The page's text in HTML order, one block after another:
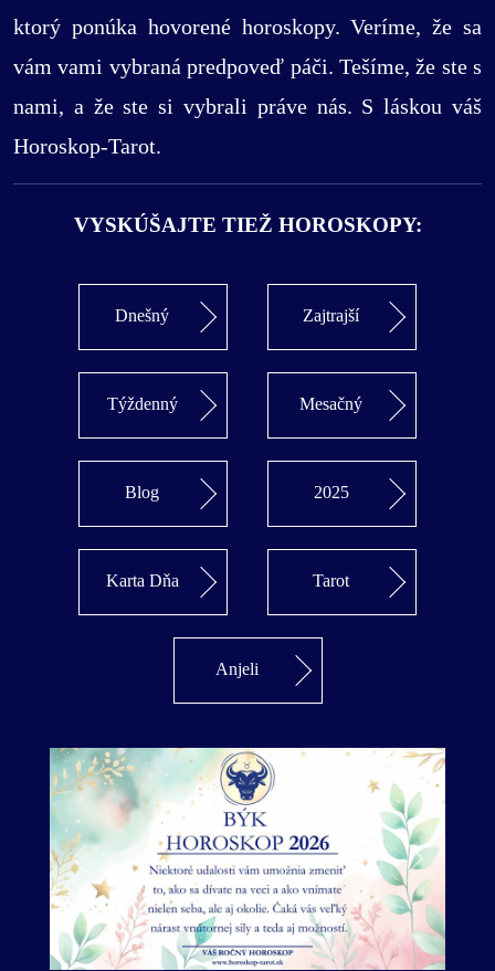
ktorý ponúka hovorené horoskopy. Veríme, že sa
vám vami vybraná predpoveď páči. Tešíme, že ste s
nami, a že ste si vybrali práve nás. S láskou váš
Horoskop-Tarot.
VYSKÚŠAJTE TIEŽ HOROSKOPY:
Dnešný Zajtrajší
Týždenný Mesačný
Blog 2025
Karta Dňa Tarot
Anjeli
Predošlý Ďalší